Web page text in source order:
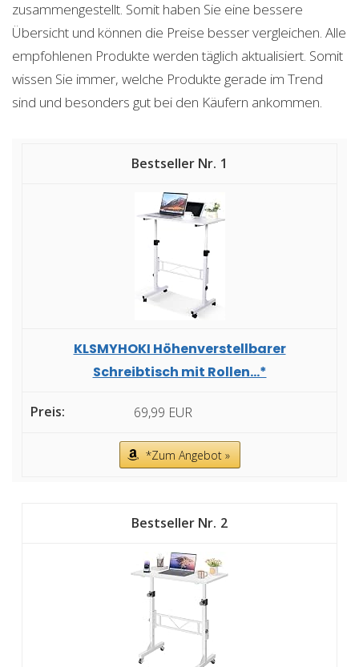
zusammengestellt. Somit haben Sie eine bessere
Übersicht und können die Preise besser vergleichen. Alle
empfohlenen Produkte werden täglich aktualisiert. Somit
wissen Sie immer, welche Produkte gerade im Trend
sind und besonders gut bei den Käufern ankommen.
1
KLSMYHOKI Höhenverstellbarer
Schreibtisch mit Rollen...*
69,99 EUR
*Zum Angebot »
2